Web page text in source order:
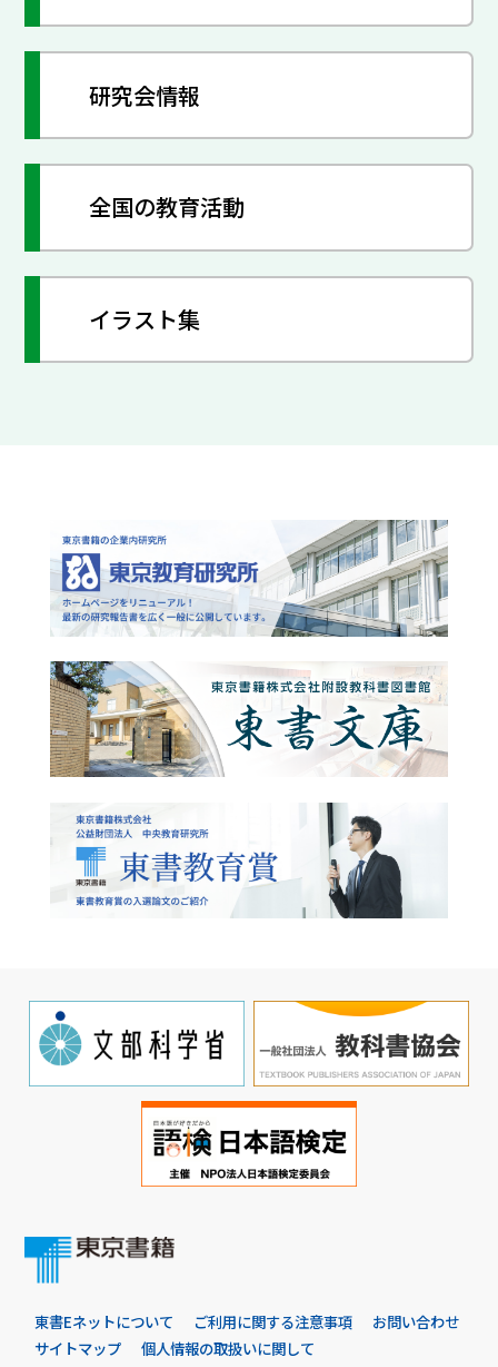
研究会情報
全国の教育活動
イラスト集
東書Eネットについて ご利用に関する注意事項
お問い合わせ
サイトマップ
個人情報の取扱いに関して